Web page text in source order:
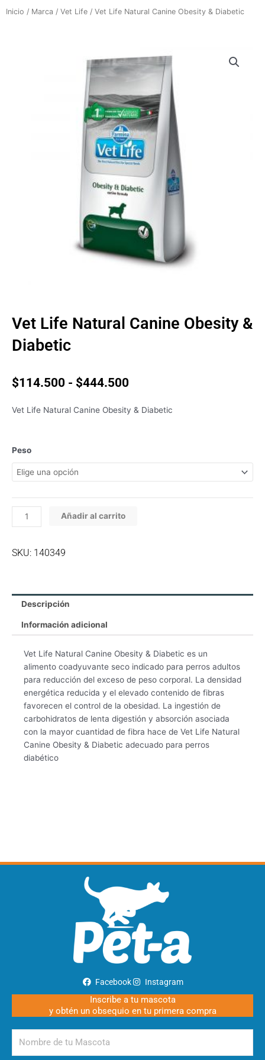
Inicio / Marca / Vet Life / Vet Life Natural Canine Obesity & Diabetic
Vet Life Natural Canine Obesity &
Diabetic
$114.500 - $444.500
precios:
$444.500
Vet Life Natural Canine Obesity & Diabetic
Peso
Vet
Life
Natural
Obesity
Diabetic
Añadir al carrito
SKU: 140349
Descripción
Información adicional
Vet Life Natural Canine Obesity & Diabetic es un
alimento coadyuvante seco indicado para perros adultos
para reducción del exceso de peso corporal. La densidad
energética reducida y el elevado contenido de fibras
favorecen el control de la obesidad. La ingestión de
carbohidratos de lenta digestión y absorción asociada
con la mayor cuantidad de fibra hace de Vet Life Natural
Canine Obesity & Diabetic adecuado para perros
diabético
Facebook Instagram
Inscribe a tu mascota
y obtén un obsequio en tu primera compra
de